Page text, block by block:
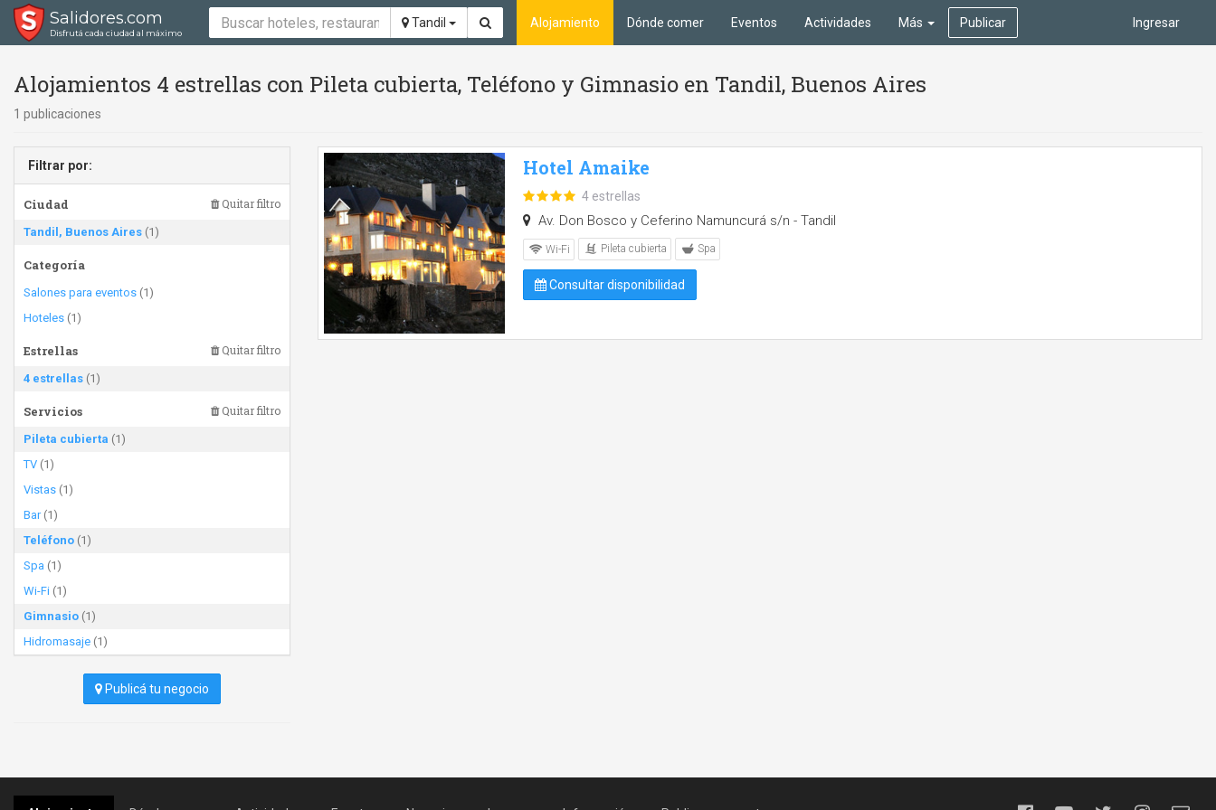
Salidores.com
Disfrutá cada ciudad al máximo
Tandil Ingresar
Alojamiento Dónde comer Eventos Actividades Más Publicar
Alojamientos 4 estrellas con Pileta cubierta, Teléfono y Gimnasio en Tandil, Buenos Aires
1 publicaciones
Filtrar por:
Ciudad Quitar filtro
Tandil, Buenos Aires (1)
Categoría
Salones para eventos (1)
Hoteles (1)
Estrellas Quitar filtro
4 estrellas (1)
Servicios Quitar filtro
Pileta cubierta (1)
TV (1)
Vistas (1)
Bar(1)
Teléfono (1)
Spa (1)
Wi-Fi (1)
Gimnasio (1)
Hidromasaje (1)
Publicá tu negocio
Hotel Amaike
4 estrellas
Av. Don Bosco y Ceferino Namuncurá s/n - Tandil
Wi-Fi Pileta cubierta Spa
Consultar disponibilidad